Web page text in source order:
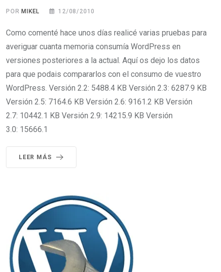
PORMIKEL 12/08/2010
Como comenté hace unos días realicé varias pruebas para
averiguar cuanta memoria consumía WordPress en
versiones posteriores a la actual. Aquí os dejo los datos
para que podais compararlos con el consumo de vuestro
WordPress. Versión 2.2: 5488.4 KB Versión 2.3: 6287.9 KB
Versión 2.5: 7164.6 KB Versión 2.6: 9161.2 KB Versión
2.7: 10442.1 KB Versión 2.9: 14215.9 KB Versión
3.0: 15666.1
LEER MÁS